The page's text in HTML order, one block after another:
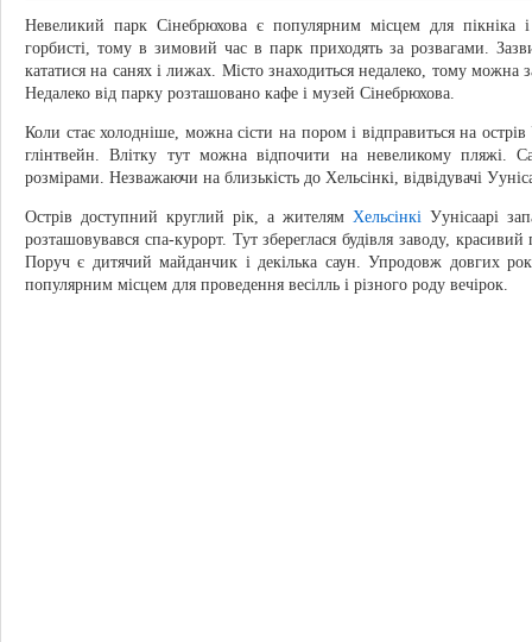
Невеликий парк Сінебрюхова є популярним місцем для пікніка
горбисті, тому в зимовий час в парк приходять за розвагами.
кататися на санях і лижах. Місто знаходиться недалеко, тому можна
Недалеко від парку розташовано кафе і музей Сінебрюхова.
Коли стає холодніше, можна сісти на пором і відправиться на
глінтвейн. Влітку тут можна відпочити на невеликому пляжі.
розмірами. Незважаючи на близькість до Хельсінкі, відвідувачі
Острів доступний круглий рік, а жителям ХельсінкіУунісаарі
розташовувався спа-курорт. Тут збереглася будівля заводу,
Поруч є дитячий майданчик і декілька саун. Упродовж довгих
популярним місцем для проведення весілль і різного роду вечірок.